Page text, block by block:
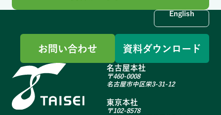
English
お問い合わせ 資料ダウンロード
名古屋本社
〒460-0008
名古屋市中区栄3-31-12
東京本社
〒102-8578